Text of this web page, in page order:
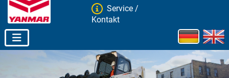
Service /
Kontakt
Sprache